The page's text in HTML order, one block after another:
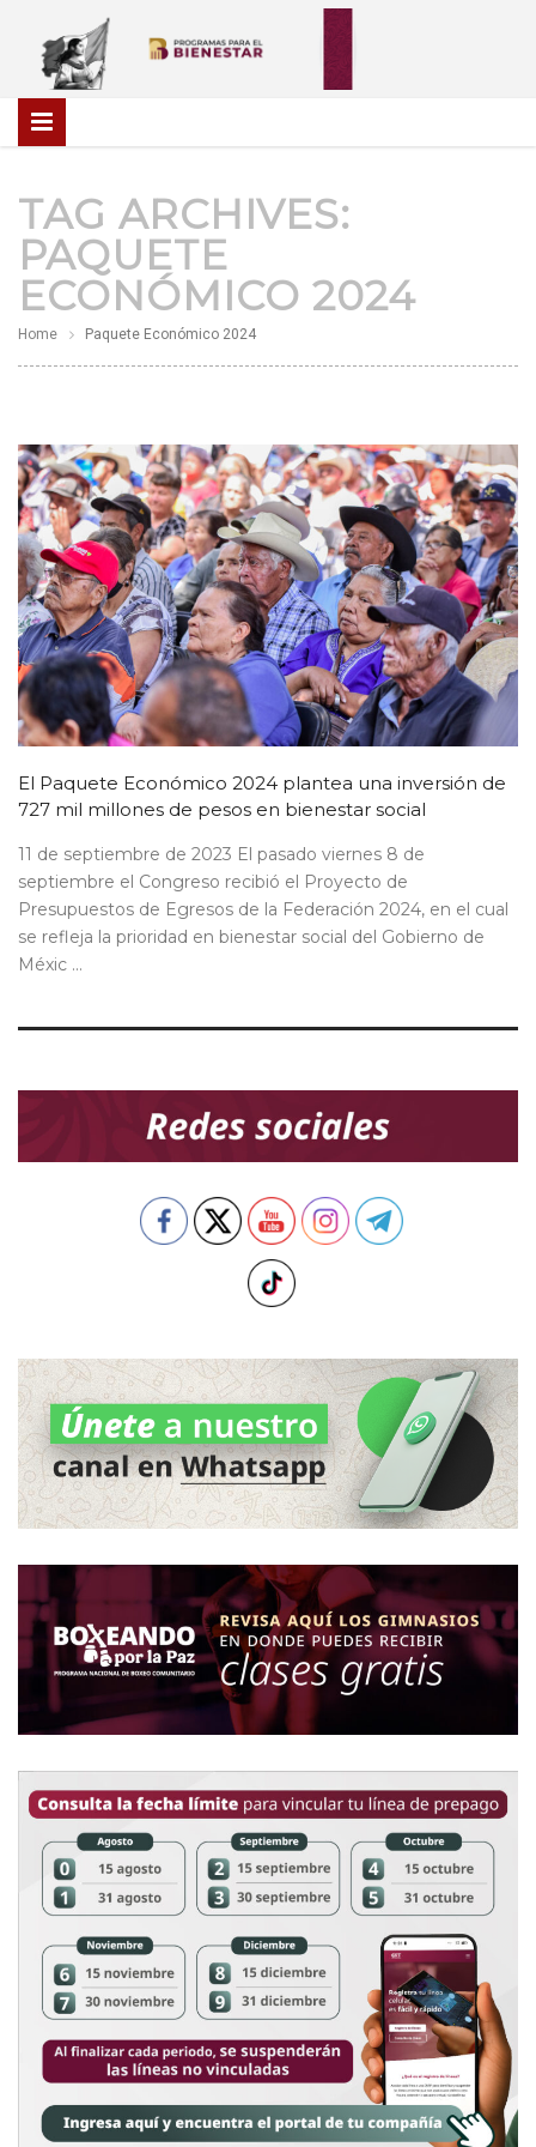
TAG ARCHIVES:
PAQUETE
ECONÓMICO 2024
Home Paquete Económico 2024
El Paquete Económico 2024 plantea una inversión de
727 mil millones de pesos en bienestar social
11 de septiembre de 2023 El pasado viernes 8 de
septiembre el Congreso recibió el Proyecto de
Presupuestos de Egresos de la Federación 2024, en el cual
se refleja la prioridad en bienestar social del Gobierno de
Méxic ...